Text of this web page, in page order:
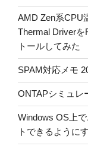
AMD Zen系CPU
Thermal Driverを
トールしてみた
SPAM対応メモ
ONTAPシミュレ
Windows OS上
トできるように